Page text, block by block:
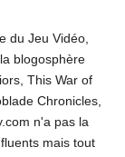
du Jeu Vidéo,
blogosphère
This War of
Chronicles,
n'a pas la
mais tout